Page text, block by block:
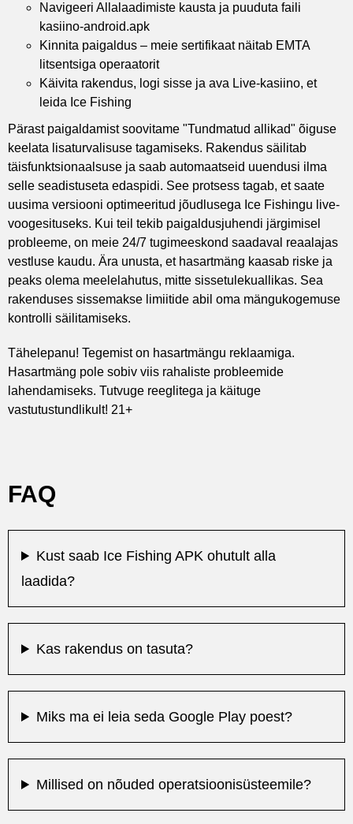
Navigeeri Allalaadimiste kausta ja puuduta faili
kasiino-android.apk
Kinnita paigaldus – meie sertifikaat näitab EMTA
litsentsiga operaatorit
Käivita rakendus, logi sisse ja ava Live-kasiino, et
leida Ice Fishing
Pärast paigaldamist soovitame "Tundmatud allikad" õiguse
keelata lisaturvalisuse tagamiseks. Rakendus säilitab
täisfunktsionaalsuse ja saab automaatseid uuendusi ilma
selle seadistuseta edaspidi. See protsess tagab, et saate
uusima versiooni optimeeritud jõudlusega Ice Fishingu live-
voogesituseks. Kui teil tekib paigaldusjuhendi järgimisel
probleeme, on meie 24/7 tugimeeskond saadaval reaalajas
vestluse kaudu. Ära unusta, et hasartmäng kaasab riske ja
peaks olema meelelahutus, mitte sissetulekuallikas. Sea
rakenduses sissemakse limiitide abil oma mängukogemuse
kontrolli säilitamiseks.
Tähelepanu! Tegemist on hasartmängu reklaamiga.
Hasartmäng pole sobiv viis rahaliste probleemide
lahendamiseks. Tutvuge reeglitega ja käituge
vastutustundlikult! 21+
FAQ
Kust saab Ice Fishing APK ohutult alla
laadida?
Kas rakendus on tasuta?
Miks ma ei leia seda Google Play poest?
Millised on nõuded operatsioonisüsteemile?